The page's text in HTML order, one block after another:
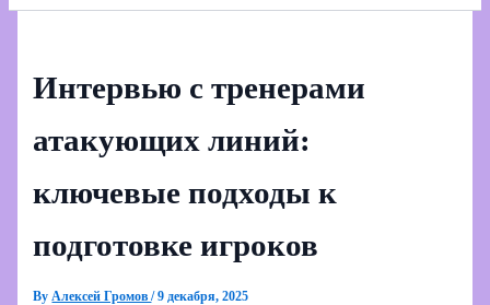
Интервью с тренерами
атакующих линий:
ключевые подходы к
подготовке игроков
By Алексей Громов/9 декабря, 2025